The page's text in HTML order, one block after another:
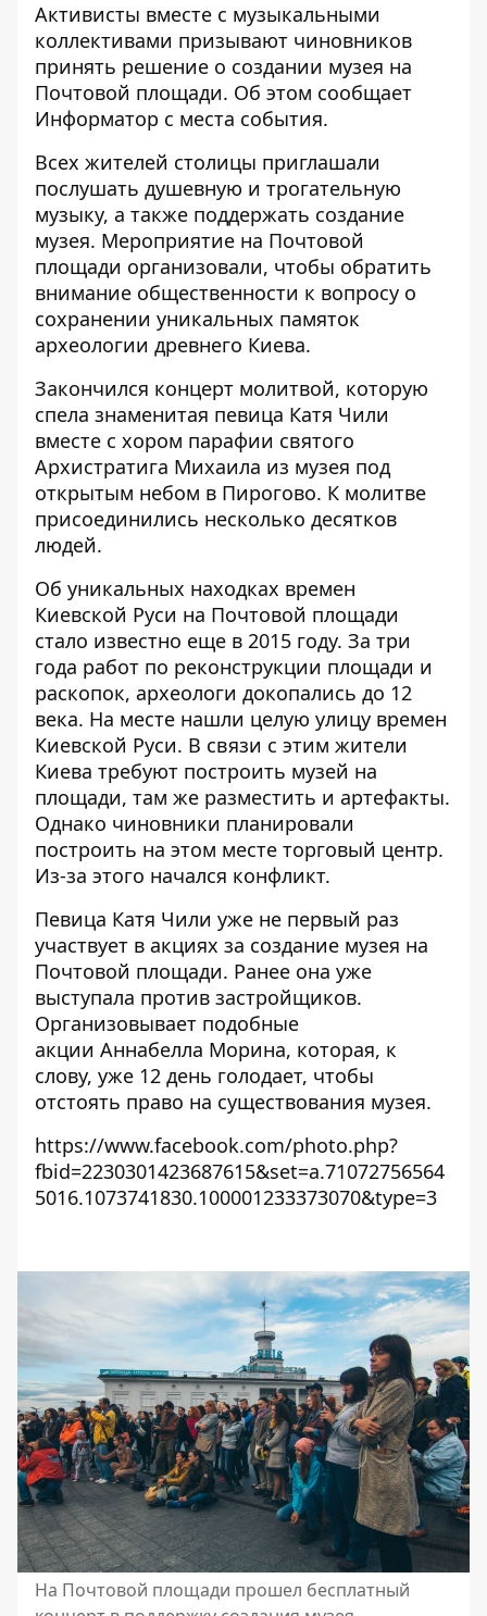
Активисты вместе с музыкальными
коллективами призывают чиновников
принять решение о создании музея на
Почтовой площади. Об этом сообщает
Информатор с места события.
Всех жителей столицы приглашали
послушать душевную и трогательную
музыку, а также поддержать создание
музея. Мероприятие на Почтовой
площади организовали, чтобы обратить
внимание общественности к вопросу о
сохранении уникальных памяток
археологии древнего Киева.
Закончился концерт молитвой, которую
спела знаменитая певица Катя Чили
вместе с хором парафии святого
Архистратига Михаила из музея под
открытым небом в Пирогово. К молитве
присоединились несколько десятков
людей.
Об уникальных находках времен
Киевской Руси на Почтовой площади
стало известно еще в 2015 году. За три
года работ по реконструкции площади и
раскопок, археологи докопались до 12
века. На месте нашли целую улицу времен
Киевской Руси. В связи с этим жители
Киева требуют построить музей на
площади, там же разместить и артефакты.
Однако чиновники планировали
построить на этом месте торговый центр.
Из-за этого начался конфликт.
Певица Катя Чили уже не первый раз
участвует в акциях за создание музея на
Почтовой площади. Ранее она уже
выступала против застройщиков.
Организовывает подобные
акции Аннабелла Морина, которая, к
слову, уже 12 день голодает, чтобы
отстоять право на существования музея.
https://www.facebook.com/photo.php?
fbid=2230301423687615&set=a.71072756564
5016.1073741830.100001233373070&type=3
На Почтовой площади прошел бесплатный